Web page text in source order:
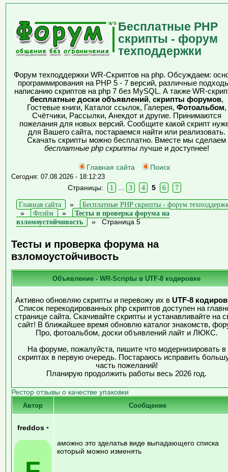
Бесплатные PHP
скрипты - форум
техподдержки
Форум техподдержки WR-Скриптов на php. Обсуждаем:
программирования на PHP 5 - 7 версий, различные
написанию скриптов на php 7 без MySQL. А также WR-
бесплатные доски объявлений, скрипты форумов,
Гостевые книги, Каталог ссылок, Галерея, Фотоальбом,
Счётчики, Рассылки, Анекдот и другие. Принимаются
пожелания для новых версий. Сообщите какой скрипт
для Вашего сайта, постараемся найти или реализовать.
Скачать скрипты можно бесплатно. Вместе мы сделаем
бесплатные php скриптылучше и доступнее!
Главная сайта Поиск
Сегодня: 07.08.2026 - 18:12:23
Страницы: 1 3 4 5 6 7
Главная сайта »
Бесплатные PHP скрипты - форум
»
Флэйм »
Тесты и проверка форума на
взломоустойчивость
» Страница 5
Тесты и проверка форума на
взломоустойчивость
Объявление - WR-Scriptы в UTF-8 кодировке
Активно обновляю скрипты и перевожу их в UTF-8
Список перекодированных php скриптов доступен на
странице сайта. Скачивайте скрипты и устанавливайте на
сайт! В ближайшее время обновлю каталог знакомств,
Про, фотоальбом, доски объявлений лайт и ЛЮКС.
На форуме, пожалуйста, пишите что модернизировать в
скриптах в первую очередь. Постараюсь исправить
часть пожеланий!
Планирую продолжить работы весь 2026 год.
Рестор отзывы о качестве упаковки
Автор Сообщение
freddos •
аможно это зделатьв виде выпадающего списка
который можно изменять